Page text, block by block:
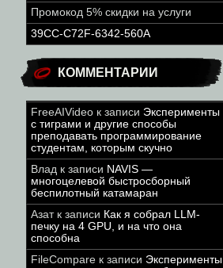
Промокод 5% скидки на услуги
39CC-C72F-6342-560A
КОММЕНТАРИИ
FreeAIVideo к записи Эксперименты
с тиграми и другие способы
преподавать программирование
студентам, которым скучно
Влад к записи NAVIS —
многоцелевой быстросборный
беспилотный катамаран
Азатк записи Как я собрал LLM-
печку на 4 GPU, и на что она
способна
FileCompare к записи Эксперименты